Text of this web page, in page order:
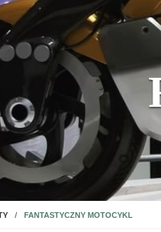
NA ŚCIANĘ
FANTASTYCZNY MOTOCYKL